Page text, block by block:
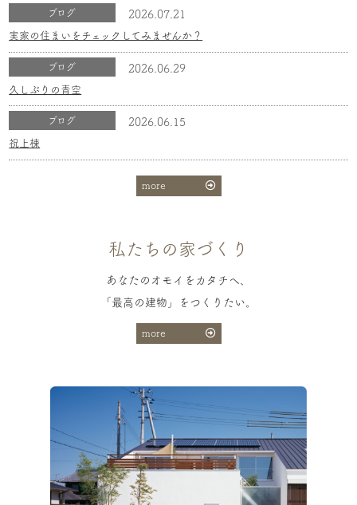
ブログ 2026.07.21
実家の住まいをチェックしてみませんか？
ブログ 2026.06.29
久しぶりの青空
ブログ 2026.06.15
祝上棟
more
私たちの家づくり
あなたのオモイをカタチへ、
「最高の建物」をつくりたい。
more